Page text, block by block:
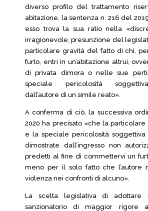
diverso profilo del trattamento
abitazione, la sentenza n. 216 del
esso trova la sua ratio nella
irragionevole, presunzione del
particolare gravità del fatto di chi,
furto, entri in un’abitazione altrui,
di privata dimora o nelle sue
speciale pericolosità
dall’autore di un simile reato».
A conferma di ciò, la successiva
2020 ha precisato «che la
e la speciale pericolosità
dimostrate dall’ingresso non
predetti al fine di commettervi un
meno per il solo fatto che l’autore
violenza nei confronti di alcuno».
La scelta legislativa di adottare
sanzionatorio di maggior rigore